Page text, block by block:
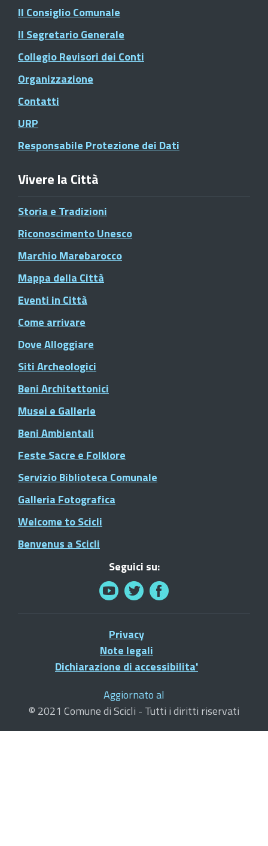
Il Consiglio Comunale
Il Segretario Generale
Collegio Revisori dei Conti
Organizzazione
Contatti
URP
Responsabile Protezione dei Dati
Vivere la Città
Storia e Tradizioni
Riconoscimento Unesco
Marchio Marebarocco
Mappa della Città
Eventi in Città
Come arrivare
Dove Alloggiare
Siti Archeologici
Beni Architettonici
Musei e Gallerie
Beni Ambientali
Feste Sacre e Folklore
Servizio Biblioteca Comunale
Galleria Fotografica
Welcome to Scicli
Benvenus a Scicli
Seguici su:
Privacy
Note legali
Dichiarazione di accessibilita'
Aggiornato al
© 2021 Comune di Scicli - Tutti i diritti riservati